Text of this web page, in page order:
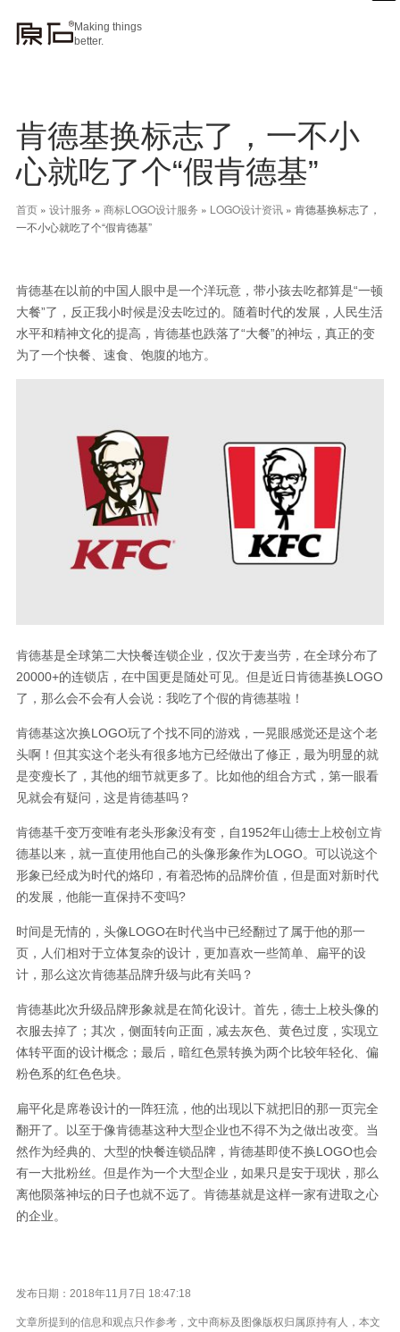
Making things
better.
肯德基换标志了，一不小
心就吃了个“假肯德基”
首页 » 设计服务 » 商标LOGO设计服务 » LOGO设计资讯 » 肯德基换标志了，
一不小心就吃了个“假肯德基”
肯德基在以前的中国人眼中是一个洋玩意，带小孩去吃都算是“一顿
大餐”了，反正我小时候是没去吃过的。随着时代的发展，人民生活
水平和精神文化的提高，肯德基也跌落了“大餐”的神坛，真正的变
为了一个快餐、速食、饱腹的地方。
肯德基是全球第二大快餐连锁企业，仅次于麦当劳，在全球分布了
20000+的连锁店，在中国更是随处可见。但是近日肯德基换LOGO
了，那么会不会有人会说：我吃了个假的肯德基啦！
肯德基这次换LOGO玩了个找不同的游戏，一晃眼感觉还是这个老
头啊！但其实这个老头有很多地方已经做出了修正，最为明显的就
是变瘦长了，其他的细节就更多了。比如他的组合方式，第一眼看
见就会有疑问，这是肯德基吗？
肯德基千变万变唯有老头形象没有变，自1952年山德士上校创立肯
德基以来，就一直使用他自己的头像形象作为LOGO。可以说这个
形象已经成为时代的烙印，有着恐怖的品牌价值，但是面对新时代
的发展，他能一直保持不变吗?
时间是无情的，头像LOGO在时代当中已经翻过了属于他的那一
页，人们相对于立体复杂的设计，更加喜欢一些简单、扁平的设
计，那么这次肯德基品牌升级与此有关吗？
肯德基此次升级品牌形象就是在简化设计。首先，德士上校头像的
衣服去掉了；其次，侧面转向正面，减去灰色、黄色过度，实现立
体转平面的设计概念；最后，暗红色景转换为两个比较年轻化、偏
粉色系的红色色块。
扁平化是席卷设计的一阵狂流，他的出现以下就把旧的那一页完全
翻开了。以至于像肯德基这种大型企业也不得不为之做出改变。当
然作为经典的、大型的快餐连锁品牌，肯德基即使不换LOGO也会
有一大批粉丝。但是作为一个大型企业，如果只是安于现状，那么
离他陨落神坛的日子也就不远了。肯德基就是这样一家有进取之心
的企业。
发布日期：2018年11月7日 18:47:18
文章所提到的信息和观点只作参考，文中商标及图像版权归属原持有人，本文